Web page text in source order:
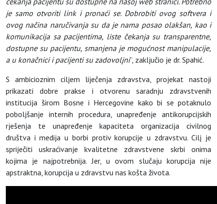
je samo otvoriti link i pronaći se. Dobrobiti ovog softvera i
ovog načina naručivanja su da je nama posao olakšan, kao i
komunikacija sa pacijentima, liste čekanja su transparentne,
dostupne su pacijentu, smanjena je mogućnost manipulacije,
a u konačnici i pacijenti su zadovoljni”, zaključio je dr. Spahić.
S ambicioznim ciljem liječenja zdravstva, projekat nastoji
prikazati dobre prakse i otvorenu saradnju zdravstvenih
institucija širom Bosne i Hercegovine kako bi se potaknulo
poboljšanje internih procedura, unapređenje antikorupcijskih
rješenja te unapređenje kapaciteta organizacija civilnog
društva i medija u borbi protiv korupcije u zdravstvu. Cilj je
spriječiti uskraćivanje kvalitetne zdravstvene skrbi onima
kojima je najpotrebnija. Jer, u ovom slučaju korupcija nije
apstraktna, korupcija u zdravstvu nas košta života.